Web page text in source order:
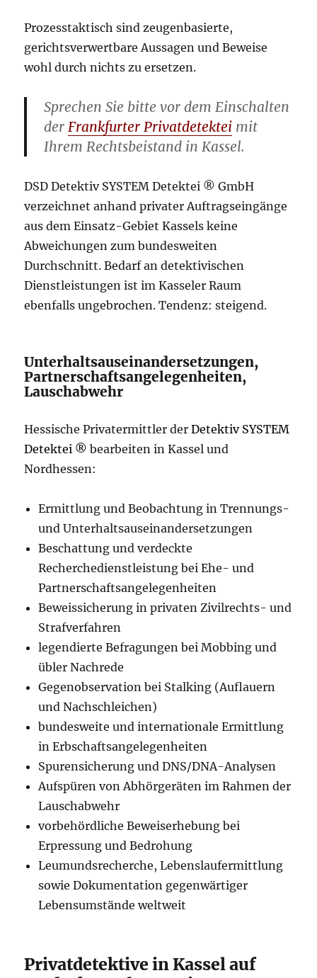
Prozesstaktisch sind zeugenbasierte,
gerichtsverwertbare Aussagen und Beweise
wohl durch nichts zu ersetzen.
Sprechen Sie bitte vor dem Einschalten
derFrankfurter Privatdetektei mit
Ihrem Rechtsbeistand in Kassel.
DSD Detektiv SYSTEM Detektei ® GmbH
verzeichnet anhand privater Auftragseingänge
aus dem Einsatz-Gebiet Kassels keine
Abweichungen zum bundesweiten
Durchschnitt. Bedarf an detektivischen
Dienstleistungen ist im Kasseler Raum
ebenfalls ungebrochen. Tendenz: steigend.
Unterhaltsauseinandersetzungen,
Partnerschaftsangelegenheiten,
Lauschabwehr
Hessische Privatermittler derDetektiv SYSTEM
Detektei ® bearbeiten in Kassel und
Nordhessen:
Ermittlung und Beobachtung in Trennungs-
und Unterhaltsauseinandersetzungen
Beschattung und verdeckte
Recherchedienstleistung bei Ehe- und
Partnerschaftsangelegenheiten
Beweissicherung in privaten Zivilrechts- und
Strafverfahren
legendierte Befragungen bei Mobbing und
übler Nachrede
Gegenobservation bei Stalking (Auflauern
und Nachschleichen)
bundesweite und internationale Ermittlung
in Erbschaftsangelegenheiten
Spurensicherung und DNS/DNA-Analysen
Aufspüren von Abhörgeräten im Rahmen der
Lauschabwehr
vorbehördliche Beweiserhebung bei
Erpressung und Bedrohung
Leumundsrecherche, Lebenslaufermittlung
sowie Dokumentation gegenwärtiger
Lebensumstände weltweit
Privatdetektive in Kassel auf